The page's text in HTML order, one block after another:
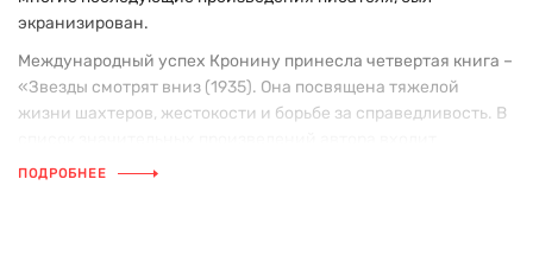
экранизирован.
Международный успех Кронину принесла четвертая книга –
«Звезды смотрят вниз (1935). Она посвящена тяжелой
жизни шахтеров, жестокости и борьбе за справедливость. В
основанная на его врачебном опыте «Цитадель» (1937).
ПОДРОБНЕЕ